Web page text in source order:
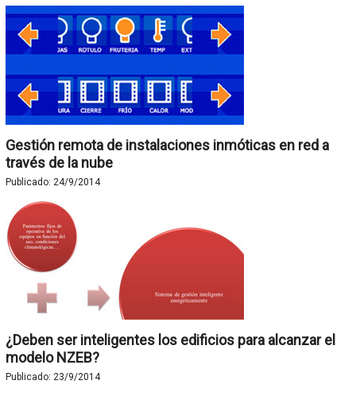
Gestión remota de instalaciones inmóticas en red a
través de la nube
Publicado: 24/9/2014
¿Deben ser inteligentes los edificios para alcanzar el
modelo NZEB?
Publicado: 23/9/2014